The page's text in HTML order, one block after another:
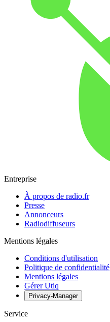
Entreprise
À propos de radio.fr
Presse
Annonceurs
Radiodiffuseurs
Mentions légales
Conditions d'utilisation
Politique de confidentialité
Mentions légales
Gérer Utiq
Privacy-Manager
Service